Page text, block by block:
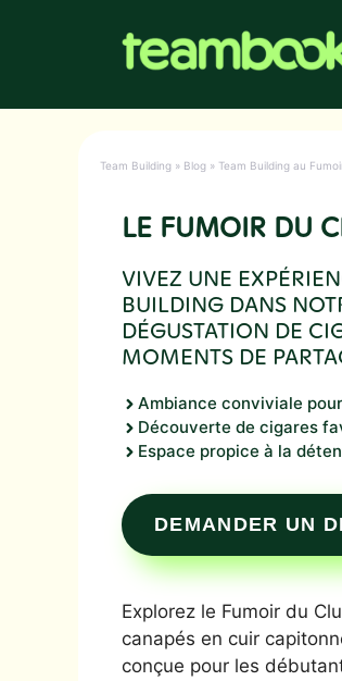
Team Building » Blog » Team Building au
LE FUMOIR DU
VIVEZ UNE
BUILDING DANS
DÉGUSTATION DE
MOMENTS DE
Ambiance conviviale
Découverte de cigares
Espace propice à la
DEMANDER UN
Explorez le Fumoir du
canapés en cuir
conçue pour les